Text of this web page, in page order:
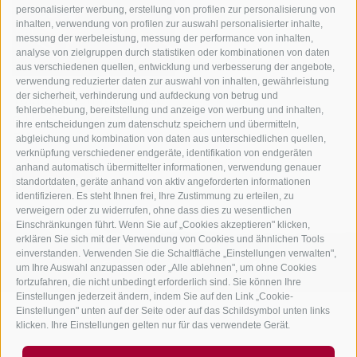
personalisierter werbung, erstellung von profilen zur personalisierung von
inhalten, verwendung von profilen zur auswahl personalisierter inhalte,
messung der werbeleistung, messung der performance von inhalten,
analyse von zielgruppen durch statistiken oder kombinationen von daten
aus verschiedenen quellen, entwicklung und verbesserung der angebote,
verwendung reduzierter daten zur auswahl von inhalten, gewährleistung
der sicherheit, verhinderung und aufdeckung von betrug und
fehlerbehebung, bereitstellung und anzeige von werbung und inhalten,
ihre entscheidungen zum datenschutz speichern und übermitteln,
abgleichung und kombination von daten aus unterschiedlichen quellen,
verknüpfung verschiedener endgeräte, identifikation von endgeräten
anhand automatisch übermittelter informationen, verwendung genauer
standortdaten, geräte anhand von aktiv angeforderten informationen
identifizieren. Es steht Ihnen frei, Ihre Zustimmung zu erteilen, zu
verweigern oder zu widerrufen, ohne dass dies zu wesentlichen
Einschränkungen führt. Wenn Sie auf „Cookies akzeptieren" klicken,
erklären Sie sich mit der Verwendung von Cookies und ähnlichen Tools
einverstanden. Verwenden Sie die Schaltfläche „Einstellungen verwalten",
um Ihre Auswahl anzupassen oder „Alle ablehnen", um ohne Cookies
fortzufahren, die nicht unbedingt erforderlich sind. Sie können Ihre
Einstellungen jederzeit ändern, indem Sie auf den Link „Cookie-
Einstellungen" unten auf der Seite oder auf das Schildsymbol unten links
klicken. Ihre Einstellungen gelten nur für das verwendete Gerät.
Teigtaschen mit Stilfser
g.U., Schinken und
Erbsen
zum Rezept
info@mila.it +39 0471 451 111
Mila BERGMILCH SÜDTIROL Gen.u.landw.Ges.